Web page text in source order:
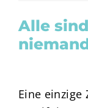
Alle
Eine einzige